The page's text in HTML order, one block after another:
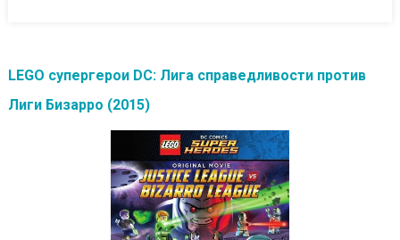
LEGO супергерои DC: Лига справедливости против
Лиги Бизарро (2015)